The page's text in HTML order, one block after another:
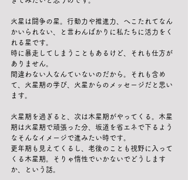
火星は闘争の星。行動力や推進力、へこたれてなん
かいられない、と言わんばかりに私たちに活力をく
れる星です。
時に暴走してしまうこともあるけど、それも仕方が
ありません。
間違わない人なんていないのだから。それも含め
て、火星期の学び、火星からのメッセージだと思い
ます。
火星期を過ぎると、次は木星期がやってくる。木星
期は火星期で頑張った分、坂道を省エネで下るよう
なそんなイメージで進みたい時です。
更年期も見えてくるし、老後のことも視野に入って
くる木星期。そりゃ惰性でいかないでどうします
か、という話。